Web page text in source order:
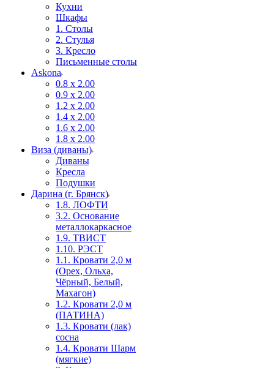
Кухни
Шкафы
1. Столы
2. Стулья
3. Кресло
Письменные столы
Askona
0.8 х 2.00
0.9 х 2.00
1.2 х 2.00
1.4 х 2.00
1.6 х 2.00
1.8 х 2.00
Виза (диваны)
Диваны
Кресла
Подушки
Дарина (г. Брянск)
1.8. ЛОФТИ
3.2. Основание
металлокаркасное
1.9. ТВИСТ
1.10. РЭСТ
1.1. Кровати 2,0 м
(Орех, Ольха,
Чёрный, Белый,
Махагон)
1.2. Кровати 2,0 м
(ПАТИНА)
1.3. Кровати (лак)
сосна
1.4. Кровати Шарм
(мягкие)